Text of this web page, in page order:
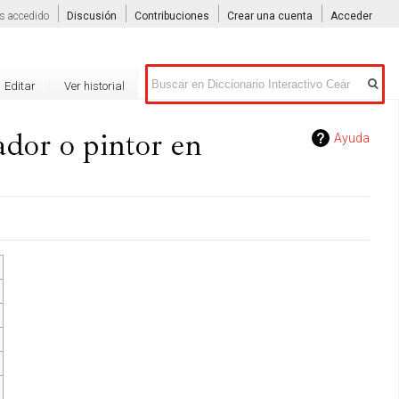
Ayuda
o pintor en
accedido Discusión Contribuciones Crear una cuenta Acceder
Editar Ver historial
Buscar